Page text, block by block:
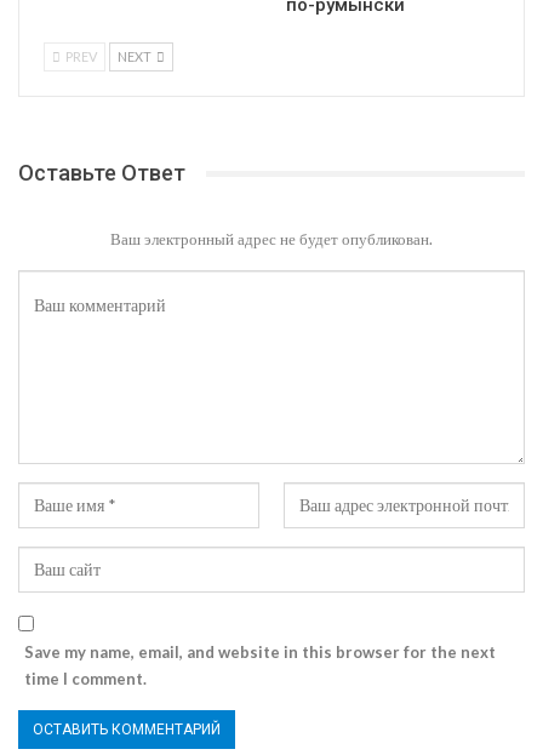
по-румынски
PREV NEXT
Оставьте Ответ
Ваш электронный адрес не будет опубликован.
Save my name, email, and website in this browser for the next
time I comment.